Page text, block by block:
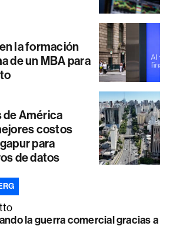
la formación
de un MBA para
de América
costos
para
de datos
la guerra comercial gracias a